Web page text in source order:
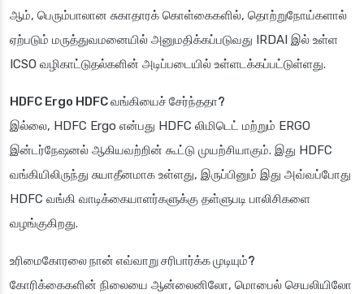
ஆம், பெரும்பாலான சுகாதாரக் கொள்கைகளில், தொற்றுநோய்களால்
ஏற்படும் மருத்துவமனையில் அனுமதிக்கப்படுவது IRDAI இல் உள்ள
ICSO வழிகாட்டுதல்களின் அடிப்படையில் உள்ளடக்கப்பட்டுள்ளது.
HDFC Ergo HDFC வங்கியைச் சேர்ந்ததா?
இல்லை, HDFC Ergo என்பது HDFC லிமிடெட் மற்றும் ERGO
இன்டர்நேஷனல் ஆகியவற்றின் கூட்டு முயற்சியாகும். இது HDFC
வங்கியிலிருந்து சுயாதீனமாக உள்ளது, இருப்பினும் இது அவ்வப்போது
HDFC வங்கி வாடிக்கையாளர்களுக்கு தள்ளுபடி பாலிசிகளை
வழங்குகிறது.
உரிமைகோரலை நான் எவ்வாறு சரிபார்க்க முடியும்?
கோரிக்கைகளின் நிலையை ஆன்லைனிலோ, மொபைல் செயலியிலோ